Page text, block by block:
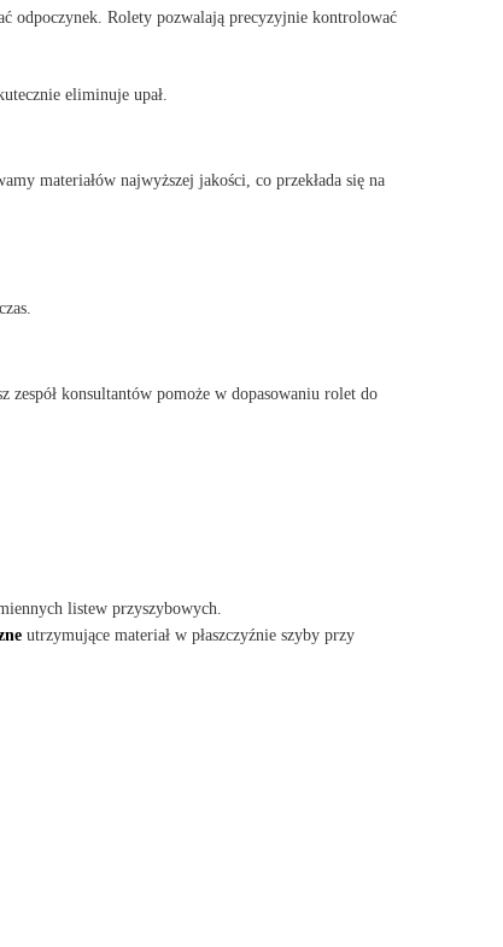
odpoczynek. Rolety pozwalają precyzyjnie kontrolować
eliminuje upał.
materiałów najwyższej jakości, co przekłada się na
konsultantów pomoże w dopasowaniu rolet do
listew przyszybowych.
utrzymujące materiał w płaszczyźnie szyby przy